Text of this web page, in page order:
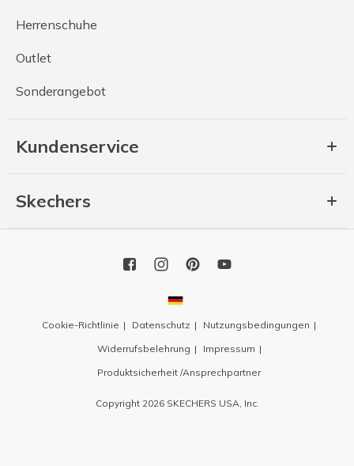
Herrenschuhe
Outlet
Sonderangebot
Kundenservice
Skechers
Cookie-Richtlinie Datenschutz
Nutzungsbedingungen
Widerrufsbelehrung
Impressum
Produktsicherheit /Ansprechpartner
Copyright 2026 SKECHERS USA, Inc.